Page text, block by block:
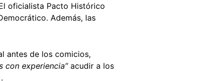
oficialista Pacto Histórico
Además, las
antes de los comicios,
con experiencia”acudir a los